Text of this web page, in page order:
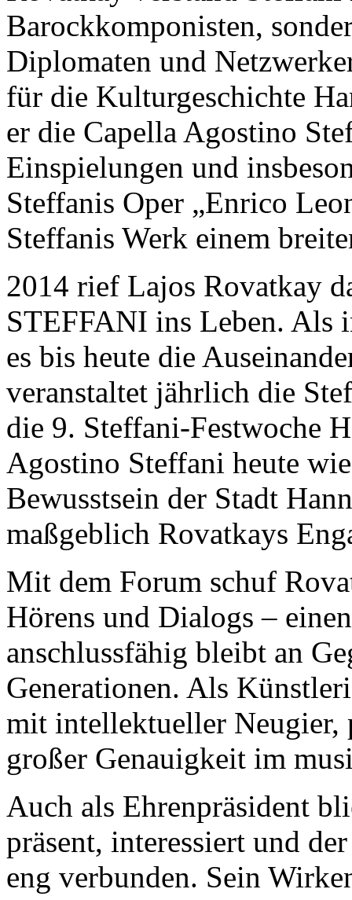
Barockkomponisten,
Diplomaten und
für die Kulturgeschichte
er die Capella Agostino
Einspielungen und
Steffanis Oper „Enrico
Steffanis Werk einem
2014 rief Lajos Rovatkay
STEFFANI ins Leben. Als
es bis heute die
veranstaltet jährlich die
die 9. Steffani-Festwoche
Agostino Steffani heute
Bewusstsein der Stadt
maßgeblich Rovatkays
Mit dem Forum schuf
Hörens und Dialogs –
anschlussfähig bleibt an
Generationen. Als
mit intellektueller Neugier,
großer Genauigkeit im
Auch als Ehrenpräsident
präsent, interessiert und
eng verbunden. Sein